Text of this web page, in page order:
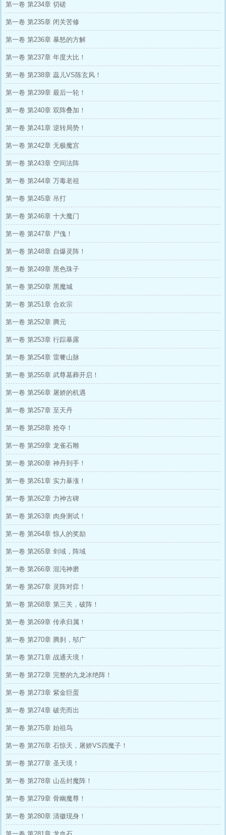
第一卷 第234章 切磋
第一卷 第235章 闭关苦修
第一卷 第236章 暴怒的方解
第一卷 第237章 年度大比！
第一卷 第238章 蕊儿VS陈玄风！
第一卷 第239章 最后一轮！
第一卷 第240章 双阵叠加！
第一卷 第241章 逆转局势！
第一卷 第242章 无极魔宫
第一卷 第243章 空间法阵
第一卷 第244章 万毒老祖
第一卷 第245章 吊打
第一卷 第246章 十大魔门
第一卷 第247章 尸傀！
第一卷 第248章 自爆灵阵！
第一卷 第249章 黑色珠子
第一卷 第250章 黑魔城
第一卷 第251章 合欢宗
第一卷 第252章 腾元
第一卷 第253章 行踪暴露
第一卷 第254章 雷餮山脉
第一卷 第255章 武尊墓葬开启！
第一卷 第256章 屠娇的机遇
第一卷 第257章 至天丹
第一卷 第258章 抢夺！
第一卷 第259章 龙雀石雕
第一卷 第260章 神丹到手！
第一卷 第261章 实力暴涨！
第一卷 第262章 力神古碑
第一卷 第263章 肉身测试！
第一卷 第264章 惊人的奖励
第一卷 第265章 剑域，阵域
第一卷 第266章 混沌神磨
第一卷 第267章 灵阵对弈！
第一卷 第268章 第三关，破阵！
第一卷 第269章 传承归属！
第一卷 第270章 腾刹，邬广
第一卷 第271章 战通天境！
第一卷 第272章 完整的九龙冰绝阵！
第一卷 第273章 紫金巨蛋
第一卷 第274章 破壳而出
第一卷 第275章 始祖鸟
第一卷 第276章 石惊天，屠娇VS四魔子！
第一卷 第277章 圣天境！
第一卷 第278章 山岳封魔阵！
第一卷 第279章 骨幽魔尊！
第一卷 第280章 清徽现身！